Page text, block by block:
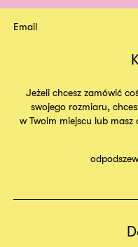
Email
Jeżeli chcesz zamówić
swojego rozmiaru,
w Twoim miejscu lub